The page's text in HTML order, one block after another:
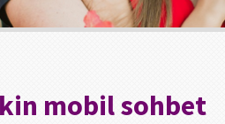
mobil sohbet